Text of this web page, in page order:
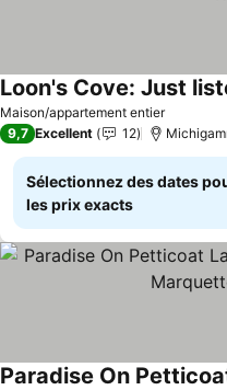
Maison/appartement entier
Consulter les prix
9,7 Excellent 12
Sélectionnez des dates
les prix exacts